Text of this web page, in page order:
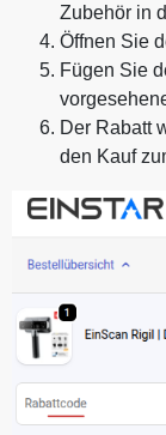
Zubehör in
Öffnen Sie
Fügen Sie
Der Rabatt
den Kauf